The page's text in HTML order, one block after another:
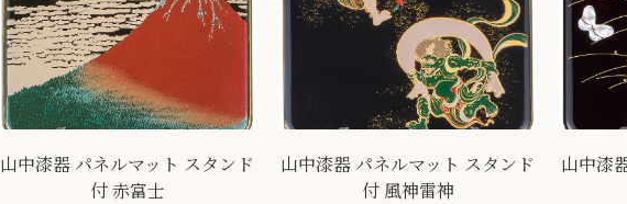
山中漆器 パネルマット スタンド
付 赤富士
山中漆器 パネルマット スタンド
付 風神雷神
山中漆